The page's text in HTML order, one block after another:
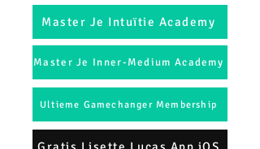
Master Je Intuïtie Academy
Master Je Inner-Medium Academy
Ultieme Gamechanger Membership